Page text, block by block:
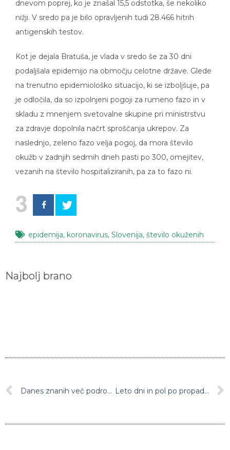
dnevom poprej, ko je znašal 15,5 odstotka, še nekoliko
nižji. V sredo pa je bilo opravljenih tudi 28.466 hitrih
antigenskih testov.
Kot je dejala Bratuša, je vlada v sredo še za 30 dni
podaljšala epidemijo na območju celotne države. Glede
na trenutno epidemiološko situacijo, ki se izboljšuje, pa
je odločila, da so izpolnjeni pogoji za rumeno fazo in v
skladu z mnenjem svetovalne skupine pri ministrstvu
za zdravje dopolnila načrt sproščanja ukrepov. Za
naslednjo, zeleno fazo velja pogoj, da mora število
okužb v zadnjih sedmih dneh pasti po 300, omejitev,
vezanih na število hospitaliziranih, pa za to fazo ni.
3
epidemija, koronavirus, Slovenija, število okuženih
Najbolj brano
Danes znanih več podrobnosti o zrahljanih omejitvah zaradi epidemije Leto dni in pol po propadu družbe Adria Airways je državno tožilstvo vložilo zahtevo za sodno preiskavo proti nekdanjim lastnikom